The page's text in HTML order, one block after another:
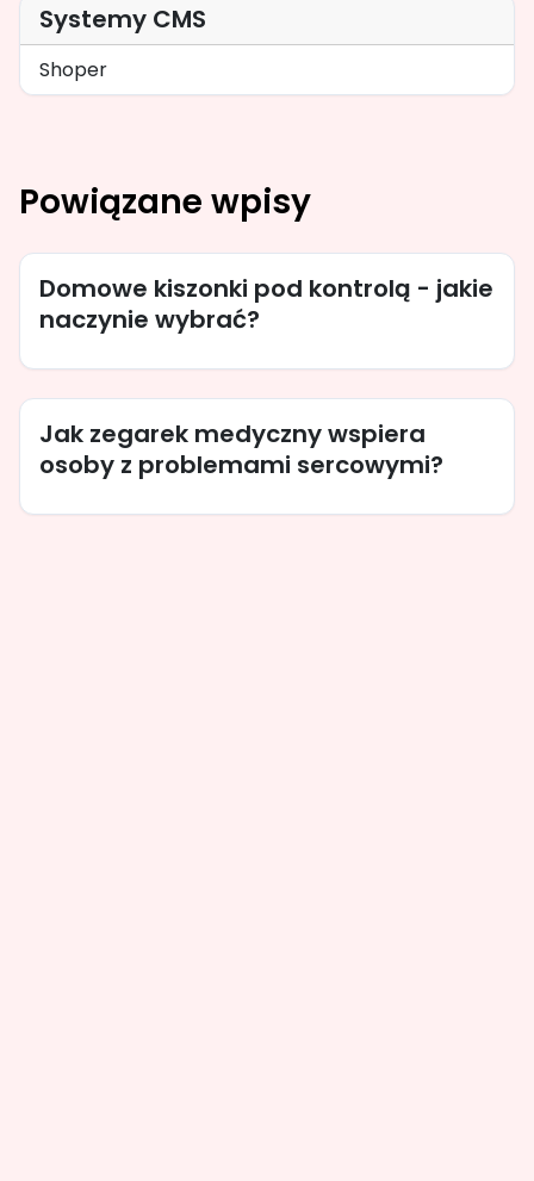
Systemy CMS
Shoper
Powiązane wpisy
Domowe kiszonki pod kontrolą - jakie
naczynie wybrać?
Jak zegarek medyczny wspiera
osoby z problemami sercowymi?